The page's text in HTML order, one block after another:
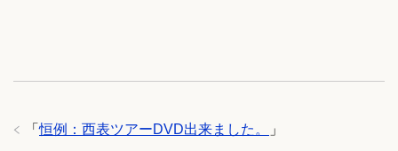
「恒例：西表ツアーDVD出来ました。 」